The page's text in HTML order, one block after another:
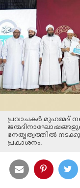
പ്രവാചകര്‍ മുഹമ്മദ്
നേതൃത്വത്തില്‍
പ്രകാശനം.